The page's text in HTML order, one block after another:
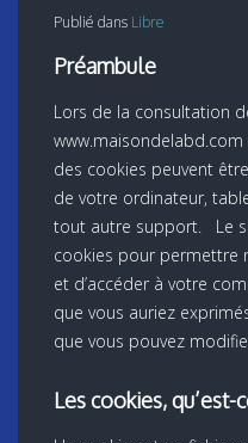
Publié dans Libre
Préambule
Lors de la consultation
www.maisondelabd.com
des cookies peuvent
de votre ordinateur,
tout autre support. Le
cookies pour permettre
et d’accéder à votre
que vous auriez
que vous pouvez
Les cookies, qu’est-